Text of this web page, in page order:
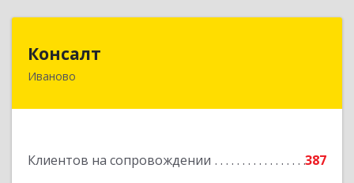
Консалт
Иваново
Клиентов на сопровождении 387
153000, Ивановская обл, Иваново г, Жарова ул,